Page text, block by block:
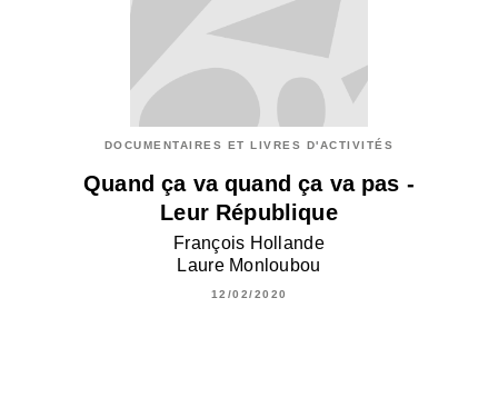
DOCUMENTAIRES ET LIVRES D'ACTIVITÉS
Quand ça va quand ça va pas -
Leur République
François Hollande
Laure Monloubou
12/02/2020